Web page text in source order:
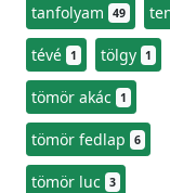
tanfolyam 49
tévé 1 tölgy 1
tömör akác 1
tömör fedlap 6
tömör luc 3